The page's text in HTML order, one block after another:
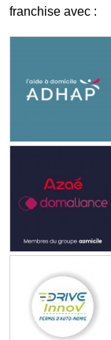
franchise avec :